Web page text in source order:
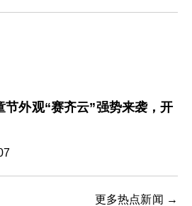
节外观“赛齐云”强势来袭，开
更多热点新闻 →